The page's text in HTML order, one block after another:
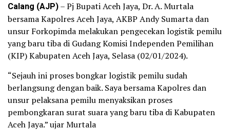
Calang (AJP)– Pj Bupati Aceh Jaya, Dr. A. Murtala
bersama Kapolres Aceh Jaya, AKBP Andy Sumarta dan
unsur Forkopimda melakukan pengecekan logistik pemilu
yang baru tiba di Gudang Komisi Independen Pemilihan
(KIP) Kabupaten Aceh Jaya, Selasa (02/01/2024).
“Sejauh ini proses bongkar logistik pemilu sudah
berlangsung dengan baik. Saya bersama Kapolres dan
unsur pelaksana pemilu menyaksikan proses
pembongkaran surat suara yang baru tiba di Kabupaten
Aceh Jaya.” ujar Murtala